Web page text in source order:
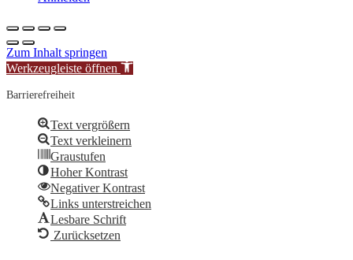
Zum Inhalt springen
Werkzeugleiste öffnen
Barrierefreiheit
Text vergrößern
Text verkleinern
Graustufen
Hoher Kontrast
Negativer Kontrast
Links unterstreichen
Lesbare Schrift
Zurücksetzen